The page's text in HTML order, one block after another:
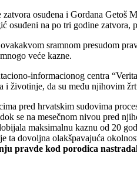
osuđena i Gordana Getoš
osuđeni na po tri godine zatvora,
sramnom presudom
veće kazne.
informacionog centra
i životinje, da su među njihovim
pred hrvatskim sudovima
se na mesečnom nivou pred
maksimalnu kaznu od 20
ta dovoljna olakšpavajuća
pravde kod porodica